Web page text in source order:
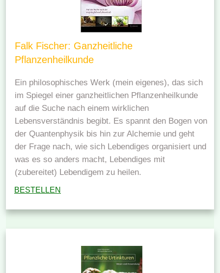
Falk Fischer: Ganzheitliche
Pflanzenheilkunde
Ein philosophisches Werk (mein eigenes), das sich
im Spiegel einer ganzheitlichen Pflanzenheilkunde
auf die Suche nach einem wirklichen
Lebensverständnis begibt. Es spannt den Bogen von
der Quantenphysik bis hin zur Alchemie und geht
der Frage nach, wie sich Lebendiges organisiert und
was es so anders macht, Lebendiges mit
(zubereitet) Lebendigem zu heilen.
BESTELLEN